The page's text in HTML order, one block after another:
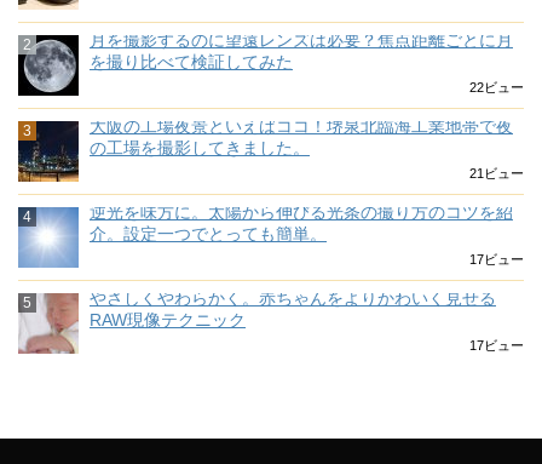
月を撮影するのに望遠レンズは必要？焦点距離ごとに月
を撮り比べて検証してみた
22ビュー
大阪の工場夜景といえばココ！堺泉北臨海工業地帯で夜
の工場を撮影してきました。
21ビュー
逆光を味方に。太陽から伸びる光条の撮り方のコツを紹
介。設定一つでとっても簡単。
17ビュー
やさしくやわらかく。赤ちゃんをよりかわいく見せる
RAW現像テクニック
17ビュー